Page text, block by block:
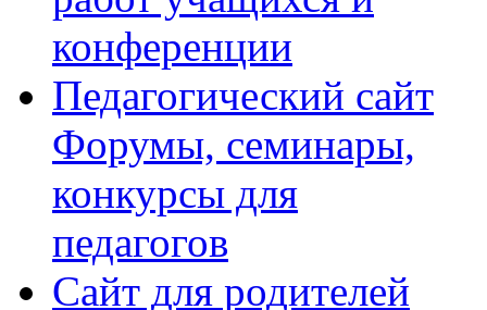
конференции
Педагогический сайт
Форумы, семинары,
конкурсы для
педагогов
Сайт для родителей